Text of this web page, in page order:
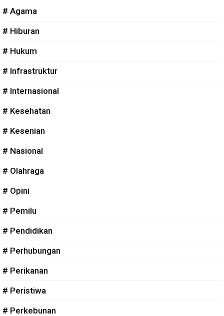
# Agama
# Hiburan
# Hukum
# Infrastruktur
# Internasional
# Kesehatan
# Kesenian
# Nasional
# Olahraga
# Opini
# Pemilu
# Pendidikan
# Perhubungan
# Perikanan
# Peristiwa
# Perkebunan